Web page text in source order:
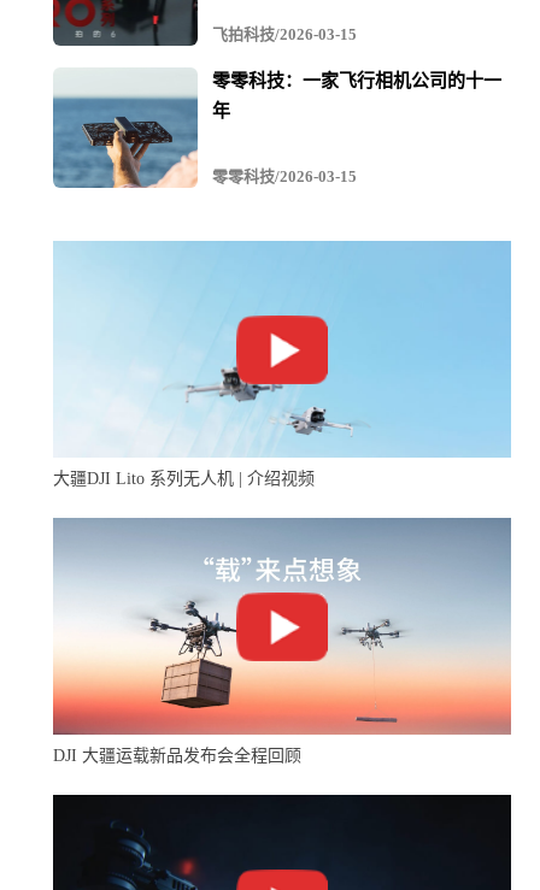
索、海事巡检等为一体，可以搭载多种载荷并能在城市、
山谷、海边等复杂区域执行作业的无人机，在此次配合有
关部门进行江面巡检过程中出色发挥，展示了实力。未
来，3V复合翼无人机会在更多领域发挥重要作用。
飞拍科技/2026-03-15
零零科技：一家飞行相机公司的十一
年
零零科技/2026-03-15
大疆DJI Lito 系列无人机 | 介绍视频
DJI 大疆运载新品发布会全程回顾